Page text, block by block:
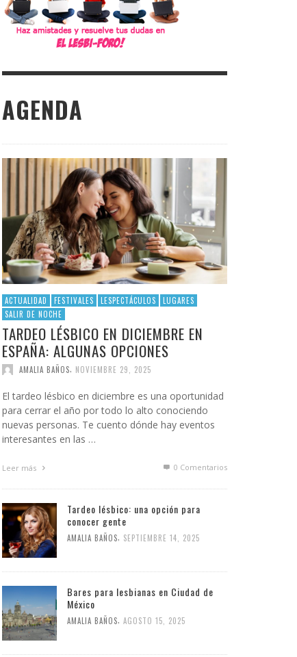
AGENDA
ACTUALIDAD FESTIVALES LESPECTÁCULOS
LUGARES
SALIR DE NOCHE
TARDEO LÉSBICO EN DICIEMBRE EN
ESPAÑA: ALGUNAS OPCIONES
AMALIA BAÑOS, NOVIEMBRE 29, 2025
El tardeo lésbico en diciembre es una oportunidad
para cerrar el año por todo lo alto conociendo
nuevas personas. Te cuento dónde hay eventos
interesantes en las …
Leer más 0 Comentarios
Tardeo lésbico: una opción para
conocer gente
AMALIA BAÑOS SEPTIEMBRE 14, 2025
Bares para lesbianas en Ciudad de
México
AMALIA BAÑOS AGOSTO 15, 2025